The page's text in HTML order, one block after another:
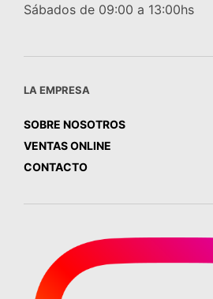
Sábados de 09:00 a 13:00hs
LA EMPRESA
SOBRE NOSOTROS
VENTAS ONLINE
CONTACTO